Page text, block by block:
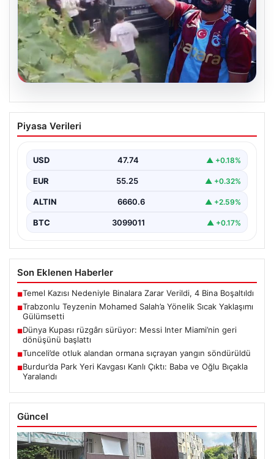
07.08.2026
Trabzonlu Teyzenin Mohamed Salah’a
Yönelik Sıcak Yaklaşımı Gülümsetti
Salah, bir reklam filmi çekimi için Trabzon'un Araklı…
Piyasa Verileri
USD 47.74 ▲ +0.18%
EUR 55.25 ▲ +0.32%
ALTIN 6660.6 ▲ +2.59%
BTC 3099011 ▲ +0.17%
Son Eklenen Haberler
■Temel Kazısı Nedeniyle Binalara Zarar Verildi, 4 Bina Boşaltıldı
■Trabzonlu Teyzenin Mohamed Salah’a Yönelik Sıcak Yaklaşımı
Gülümsetti
■Dünya Kupası rüzgârı sürüyor: Messi Inter Miami’nin geri
dönüşünü başlattı
■Tunceli’de otluk alandan ormana sıçrayan yangın söndürüldü
■Burdur’da Park Yeri Kavgası Kanlı Çıktı: Baba ve Oğlu Bıçakla
Yaralandı
Güncel